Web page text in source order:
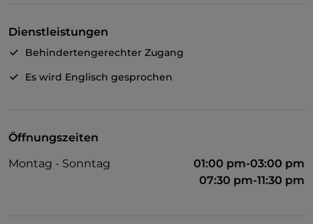
Dienstleistungen
Behindertengerechter Zugang
Es wird Englisch gesprochen
Öffnungszeiten
Montag - Sonntag
01:00 pm-03:00 pm
07:30 pm-11:30 pm